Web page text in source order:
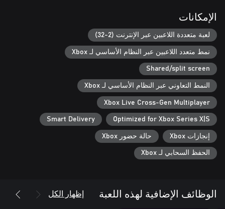
Are you ready to stumble your way to the crown? Play Stumble
Guys for free now and join the chaos - solo, online, or in split-
screen mode with friends!
الإمكانات
لعبة متعددة اللاعبين عبر الإنترنت (2-32)
نمط متعدد اللاعبين عبر النظام الأساسي لـ Xbox
Shared/split screen
النمط التعاوني عبر النظام الأساسي لـ Xbox
Xbox Live Cross-Gen Multiplayer
Optimized for Xbox Series X|S
Smart Delivery
إنجازات Xbox حالة حضور Xbox
الحفظ السحابي لـ Xbox
الوظائف الإضافية لهذه اللعبة إظهار الكل